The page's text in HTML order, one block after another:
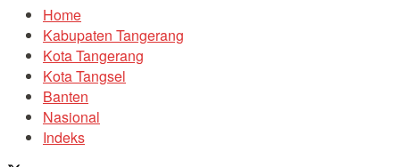
Home
Kabupaten Tangerang
Kota Tangerang
Kota Tangsel
Banten
Nasional
Indeks